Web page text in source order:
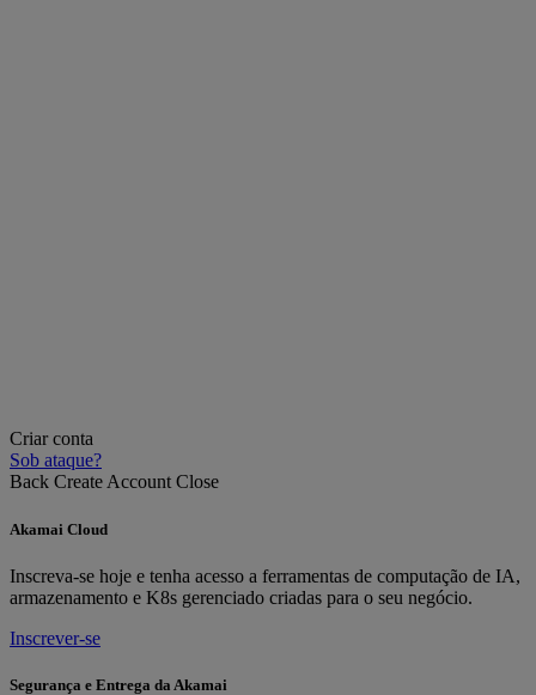
Criar conta
Sob ataque?
Back Create Account Close
Akamai Cloud
Inscreva-se hoje e tenha acesso a ferramentas de computação de IA,
armazenamento e K8s gerenciado criadas para o seu negócio.
Inscrever-se
Segurança e Entrega da Akamai